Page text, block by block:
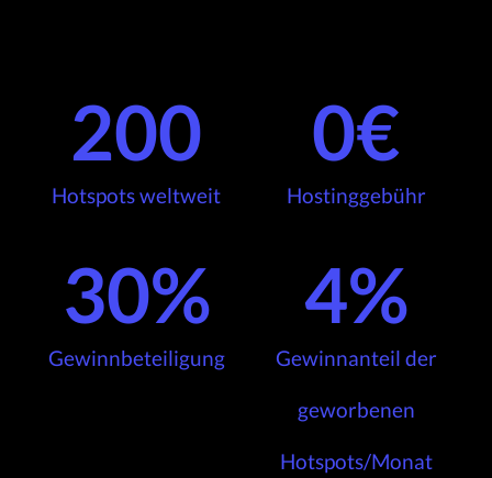
200
Hotspots weltweit
0€
Hostinggebühr
30%
Gewinnbeteiligung
4%
Gewinnanteil der
geworbenen
Hotspots/Monat​